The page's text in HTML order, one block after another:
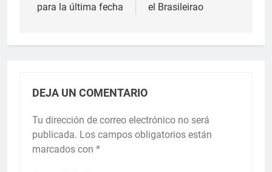
para la última fecha
el Brasileirao
DEJA UN COMENTARIO
Tu dirección de correo electrónico no será
publicada. Los campos obligatorios están
marcados con *